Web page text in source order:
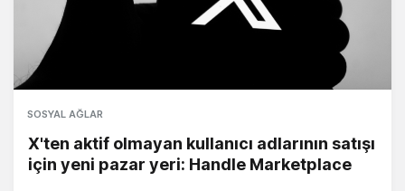
SOSYAL AĞLAR
X'ten aktif olmayan kullanıcı adlarının satışı
için yeni pazar yeri: Handle Marketplace